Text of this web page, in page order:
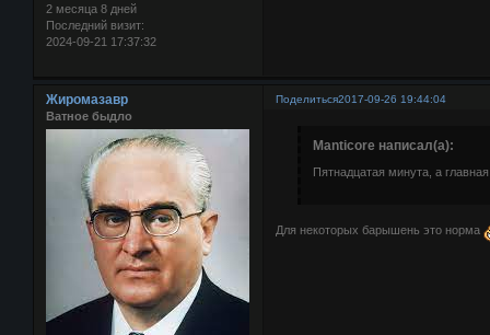
2 месяца 8 дней
Последний визит:
2024-09-21 17:37:32
Поделиться2017-09-26 19:44:04
Жиромазавр
Ватное быдло
Manticore написал(а):
Пятнадцатая минута, а
Для некоторых барышень это норма